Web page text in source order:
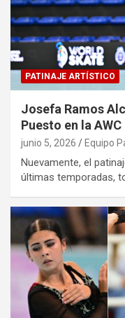
PATINAJE ARTÍSTICO
Josefa Ramos
Puesto en la AWC
junio 5, 2026 Equipo
Nuevamente, el
últimas temporadas,